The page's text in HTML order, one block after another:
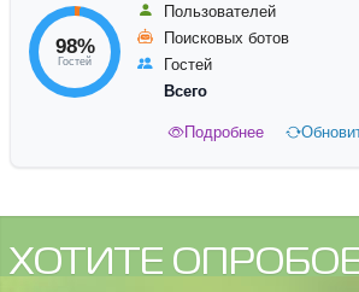
98%
Гостей
Пользователей
Поисковых ботов
Гостей
Всего
Подробнее
ХОТИТЕ